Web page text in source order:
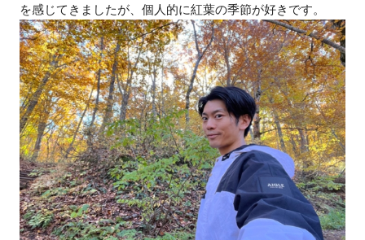
を感じてきましたが、個人的に紅葉の季節が好きです。